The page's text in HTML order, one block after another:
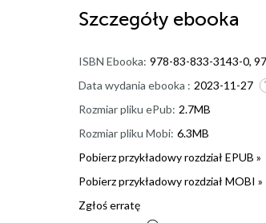
Szczegóły ebooka
ISBN Ebooka: 978-83-833-3143-0,
Data wydania ebooka : 2023-11-27
Rozmiar pliku ePub: 2.7MB
Rozmiar pliku Mobi: 6.3MB
Pobierz przykładowy rozdział EPUB »
Pobierz przykładowy rozdział MOBI »
Zgłoś erratę